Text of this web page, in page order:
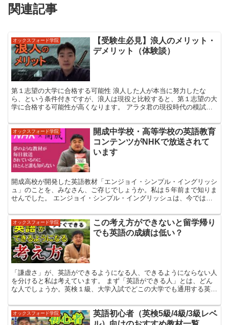
関連記事
オックスフォード学院
【受験生必見】浪人のメリット・
デメリット（体験談）
第１志望の大学に合格する可能性 浪人した人が本当に努力したな
ら、という条件付きですが、浪人は現役と比較すると、第１志望の大
学に合格する可能性が高くなります。 アラタ君の現役時代の模試の
オックスフォード学院
開成中学校・高等学校の英語教育
コンテンツがNHKで放送されて
います
開成高校が開発した英語教材「エンジョイ・シンプル・イングリッシ
ュ」のことを、みなさん、ご存じでしょうか。私は５年前まで知りま
せんでした。 エンジョイ・シンプル・イングリッシュは、今ではＮ
オックスフォード学院
この考え方ができないと留学帰り
でも英語の成績は低い？
「謙虚さ」が、英語ができるようになる人、できるようにならない人
を分けると私は考えています。 まず「英語ができる人」とは、どん
な人でしょうか。英検１級、大学入試でどこの大学でも通用する英語
オックスフォード学院
英語初心者（英検5級/4級/3級レベ